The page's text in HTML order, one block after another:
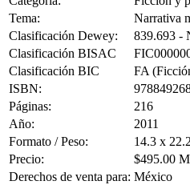
Tema:
Narrativa
Clasificación Dewey:
839.693 -
Clasificación BISAC
Clasificación BIC
FA
ISBN:
Páginas:
216
Año:
2011
Formato / Peso:
14.3 x
Precio:
$495.00
Derechos de venta para: México